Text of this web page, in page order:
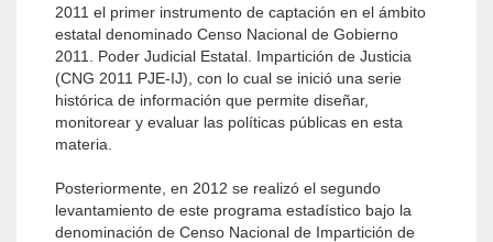
2011 el primer instrumento de captación en el ámbito
estatal denominado Censo Nacional de Gobierno
2011. Poder Judicial Estatal. Impartición de Justicia
(CNG 2011 PJE-IJ), con lo cual se inició una serie
histórica de información que permite diseñar,
monitorear y evaluar las políticas públicas en esta
materia.
Posteriormente, en 2012 se realizó el segundo
levantamiento de este programa estadístico bajo la
denominación de Censo Nacional de Impartición de